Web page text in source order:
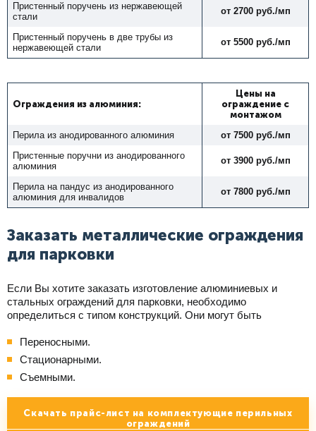
Пристенный поручень из нержавеющей
стали
от 2700 руб./мп
Пристенный поручень в две трубы из
нержавеющей стали
от 5500 руб./мп
Ограждения из алюминия:
Цены на
ограждение с
монтажом
Перила из анодированного алюминия
от 7500 руб./мп
Пристенные поручни из анодированного
алюминия
от 3900 руб./мп
Перила на пандус из анодированного
алюминия для инвалидов
от 7800 руб./мп
Заказать металлические ограждения
для парковки
Если Вы хотите заказать изготовление алюминиевых и
стальных ограждений для парковки, необходимо
определиться с типом конструкций. Они могут быть
Переносными.
Стационарными.
Съемными.
Скачать прайс-лист на комплектующие перильных
ограждений